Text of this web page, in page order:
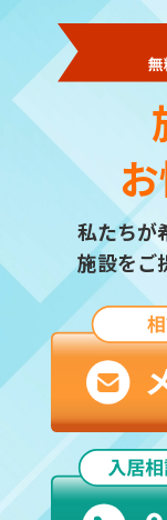
私たちが
施設をご